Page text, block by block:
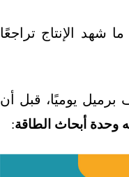
شهد الإنتاج تراجعًا
من 2013 إلى 2023، تراوح إنتاج النفط في سوريا بين 70 و40 ألف برميل يوميًا، قبل أن
وحدة أبحاث الطاقة: